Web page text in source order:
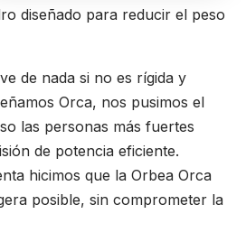
diseñado para reducir el peso
de nada si no es rígida y
Orca, nos pusimos el
las personas más fuertes
de potencia eficiente.
hicimos que la Orbea Orca
posible, sin comprometer la